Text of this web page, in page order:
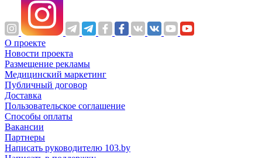
О проекте
Новости проекта
Размещение рекламы
Медицинский маркетинг
Публичный договор
Доставка
Пользовательское соглашение
Способы оплаты
Вакансии
Партнеры
Написать руководителю 103.by